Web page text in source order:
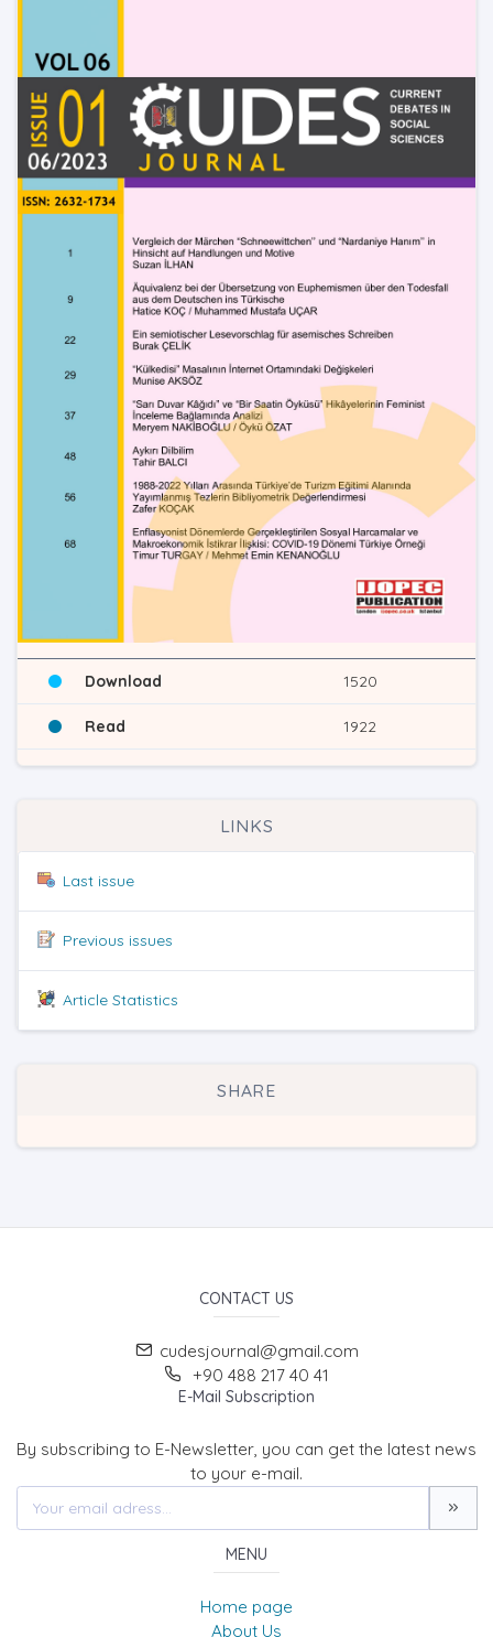
Download 1520
Read 1922
LINKS
Last issue
Previous issues
Article Statistics
SHARE
CONTACT US
cudesjournal@gmail.com
+90 488 217 40 41
E-Mail Subscription
By subscribing to E-Newsletter, you can get the latest news
to your e-mail.
MENU
Home page
About Us